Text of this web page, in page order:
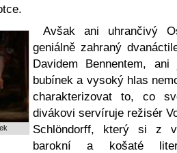
Avšak ani uhrančivý
geniálně zahraný
Davidem Bennentem, ani
bubínek a vysoký hlas
charakterizovat to, co
divákovi servíruje režisér
Schlöndorff, který si z
barokní a košaté